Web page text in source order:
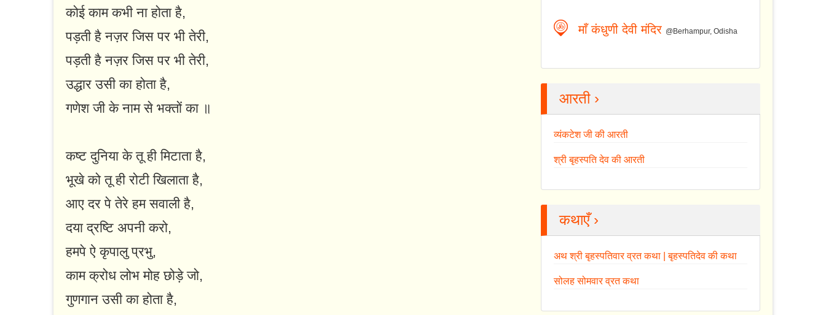
कोई काम कभी ना होता है,
पड़ती है नज़र जिस पर भी तेरी,
पड़ती है नज़र जिस पर भी तेरी,
उद्धार उसी का होता है,
गणेश जी के नाम से भक्तों का ॥
कष्ट दुनिया के तू ही मिटाता है,
भूखे को तू ही रोटी खिलाता है,
आए दर पे तेरे हम सवाली है,
दया द्रष्टि अपनी करो,
हमपे ऐ कृपालु प्रभु,
काम क्रोध लोभ मोह छोड़े जो,
गुणगान उसी का होता है,
माँ कंधुणी देवी मंदिर @Berhampur, Odisha
आरती ›
व्यंकटेश जी की आरती
श्री बृहस्पति देव की आरती
कथाएँ ›
अथ श्री बृहस्पतिवार व्रत कथा | बृहस्पतिदेव की कथा
सोलह सोमवार व्रत कथा